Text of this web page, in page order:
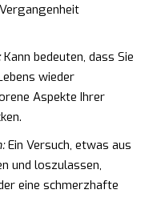
Kann bedeuten, dass Sie
wieder
Aspekte Ihrer
Ein Versuch, etwas aus
und loszulassen,
eine schmerzhafte